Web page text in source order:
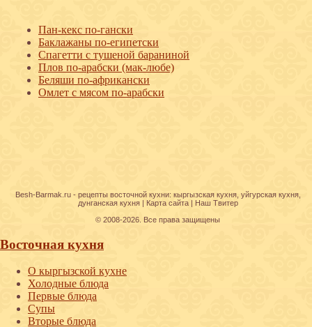
Пан-кекс по-гански
Баклажаны по-египетски
Спагетти с тушеной бараниной
Плов по-арабски (мак-любе)
Беляши по-африкански
Омлет с мясом по-арабски
Besh-Barmak.ru - рецепты восточной кухни: кыргызская кухня, уйгурская кухня,
дунганская кухня| Карта сайта| Наш Твитер
© 2008-2026. Все права защищены
Восточная кухня
О кыргызской кухне
Холодные блюда
Первые блюда
Супы
Вторые блюда